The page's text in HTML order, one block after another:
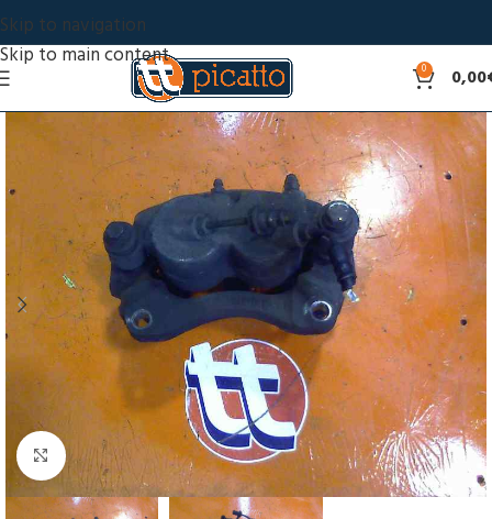
Skip to navigation
Skip to main content
0 0,00
Click to enlarge